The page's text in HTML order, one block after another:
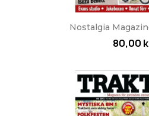
Nostalgia
80,00